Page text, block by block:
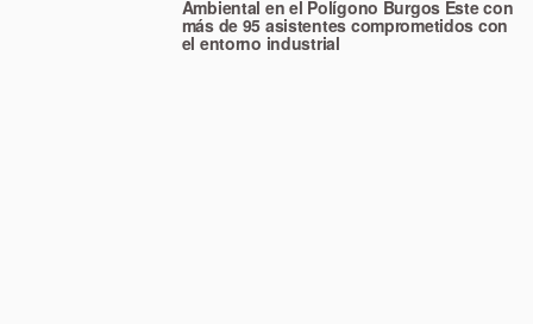
Ambiental en el Polígono Burgos Este con
más de 95 asistentes comprometidos con
el entorno industrial